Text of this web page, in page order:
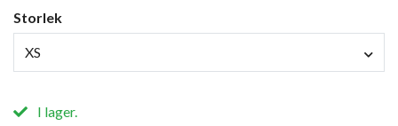
Storlek
XS
I lager.